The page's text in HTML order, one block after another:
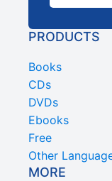
PRODUCTS
Books
CDs
DVDs
Ebooks
Free
Other
MORE